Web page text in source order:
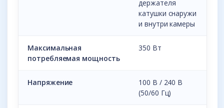
держателя
катушки снаружи
и внутри камеры
Максимальная
потребляемая мощность
350 Вт
Напряжение
100 В / 240 В
(50/60 Гц)